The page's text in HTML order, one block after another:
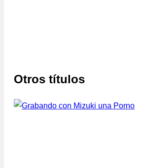
Otros títulos